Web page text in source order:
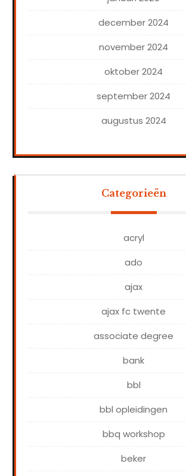
december 2024
november 2024
oktober 2024
september 2024
augustus 2024
Categorieën
acryl
ado
ajax
ajax fc twente
associate degree
bank
bbl
bbl opleidingen
bbq workshop
beker